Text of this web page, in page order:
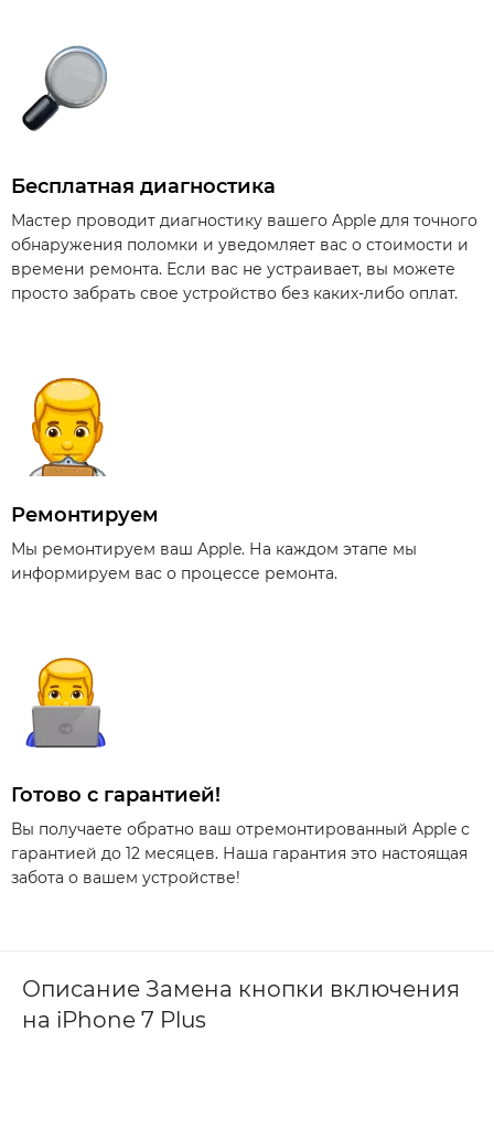
Бесплатная диагностика
Мастер проводит диагностику вашего Apple для точного
обнаружения поломки и уведомляет вас о стоимости и
времени ремонта. Если вас не устраивает, вы можете
просто забрать свое устройство без каких-либо оплат.
Ремонтируем
Мы ремонтируем ваш Apple. На каждом этапе мы
информируем вас о процессе ремонта.
Готово с гарантией!
Вы получаете обратно ваш отремонтированный Apple с
гарантией до 12 месяцев. Наша гарантия это настоящая
забота о вашем устройстве!
Описание Замена кнопки включения
на iPhone 7 Plus